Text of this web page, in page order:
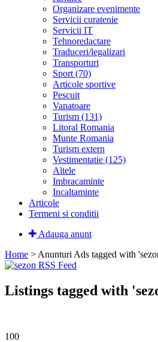
Organizare evenimente
Servicii curatenie
Servicii IT
Tehnoredactare
Traduceri/legalizari
Transporturi
Sport (70)
Articole sportive
Pescuit
Vanatoare
Turism (131)
Litoral Romania
Munte Romania
Turism extern
Vestimentatie (125)
Altele
Imbracaminte
Incaltaminte
Articole
Termeni si conditii
Adauga anunt
Home > Anunturi Ads tagged with
Listings tagged with
100